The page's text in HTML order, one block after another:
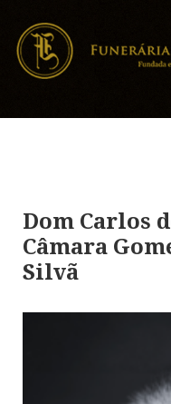
Dom Carlos
Câmara
Silvã